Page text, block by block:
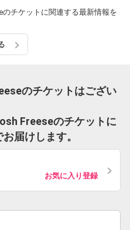
チケットに関連する最新情報を
のチケットはござい
Freeseのチケットに
届けします。
お気に入り登録